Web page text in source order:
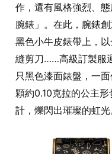
作，還有風格強烈、
腕錶」。在此，腕錶
黑色小牛皮錶帶上，
縫剪刀……高級訂製服
只黑色漆面錶盤，一
顆約0.10克拉的公主
計，爍閃出璀璨的虹光